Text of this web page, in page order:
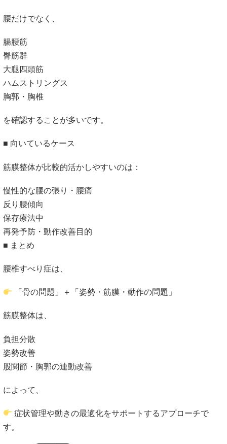
腰だけでなく、
腸腰筋
臀筋群
大腿四頭筋
ハムストリングス
胸郭・胸椎
を確認することが多いです。
■ 向いているケース
筋膜整体が比較的活かしやすいのは：
慢性的な腰の張り・腰痛
反り腰傾向
保存療法中
再発予防・動作改善目的
■ まとめ
腰椎すべり症は、
「骨の問題」＋「姿勢・筋膜・動作の問題」
筋膜整体は、
負担分散
姿勢改善
股関節・胸郭の連動改善
によって、
症状管理や動きの最適化をサポートするアプローチで
す。